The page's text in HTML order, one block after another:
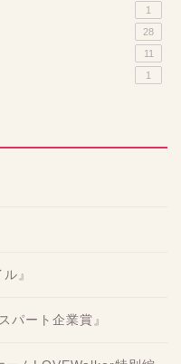
1
28
11
1
』
パート企業賞』